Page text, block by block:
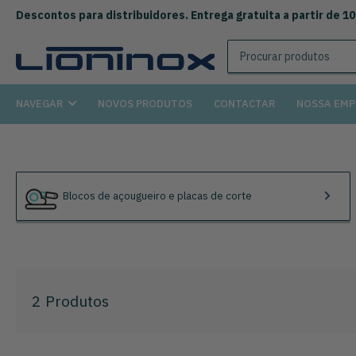
Descontos para distribuidores. Entrega gratuita a partir de
Procurar
produtos
NAVEGAR NOVOS PRODUTOS CONTACTAR NOSSA
Blocos de açougueiro e placas de corte
2 Produtos